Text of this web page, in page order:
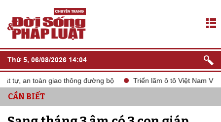
Thứ 5, 06/08/2026 14:04
toàn giao thông đường bộ Triển lãm ô tô Việt Nam VMS 2024
CẦN BIẾT